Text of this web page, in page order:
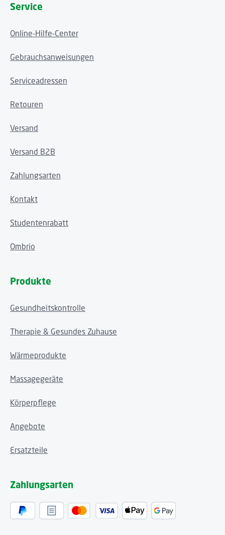
Service
Online-Hilfe-Center
Gebrauchsanweisungen
Serviceadressen
Retouren
Versand
Versand B2B
Zahlungsarten
Kontakt
Studentenrabatt
Ombrio
Produkte
Gesundheitskontrolle
Therapie & Gesundes Zuhause
Wärmeprodukte
Massagegeräte
Körperpflege
Angebote
Ersatzteile
Zahlungsarten